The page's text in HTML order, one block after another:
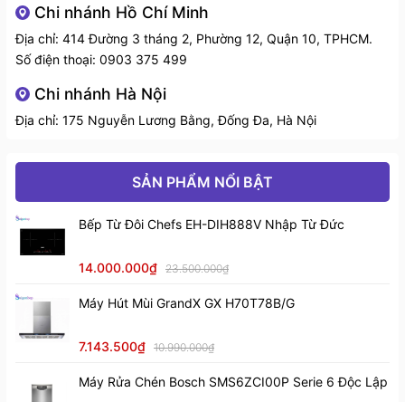
năng, với sự kết hợp ưu việt của hai chất liệu gốm và
thủy tinh đem đến độ bền cao nên nhiều hộ gia đình
chọn gắn bó với sản phẩm này.
Dung tích: 4.5L
Kích thước: 32x19x8.5 cm
Cân nặng: 1.5 kg
Sản phẩm bảo hành 10 năm
>> Bạn cũng có thể tham khảo thêm các sản phẩm
chén thủy tinh Ocuisine
Chi nhánh Hồ Chí Minh
Địa chỉ: 414 Đường 3 tháng 2, Phường 12, Quận 10, TPHCM.
Số điện thoại: 0903 375 499
Chi nhánh Hà Nội
Địa chỉ: 175 Nguyễn Lương Bằng, Đống Đa, Hà Nội
SẢN PHẨM NỔI BẬT
Bếp Từ Đôi Chefs EH-DIH888V Nhập Từ Đức
14.000.000₫ 23.500.000₫
Máy Hút Mùi GrandX GX H70T78B/G
7.143.500₫ 10.990.000₫
Máy Rửa Chén Bosch SMS6ZCI00P Serie 6 Độc Lập